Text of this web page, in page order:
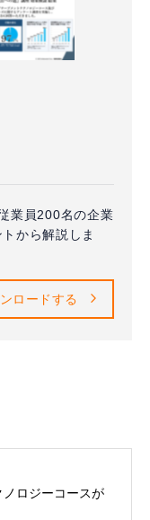
業員200名の企業
から解説しま
ロードする
ノロジーコースが